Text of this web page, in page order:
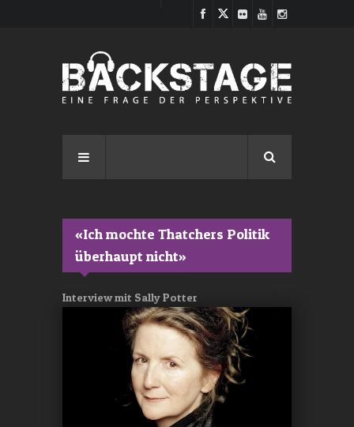
«Ich mochte Thatchers Politik
überhaupt nicht»
Interview mit Sally Potter